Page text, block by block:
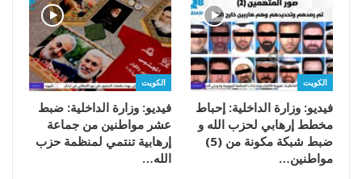
الكويت
فيديو: وزارة الداخلية: إحباط
مخطط إرهابي لحزب الله و
ضبط شبكة مكونة من (5)
مواطنين…
الكويت
فيديو: وزارة الداخلية: ضبط
عشر مواطنين من جماعة
إرهابية تنتمي لمنظمة حزب
الله…